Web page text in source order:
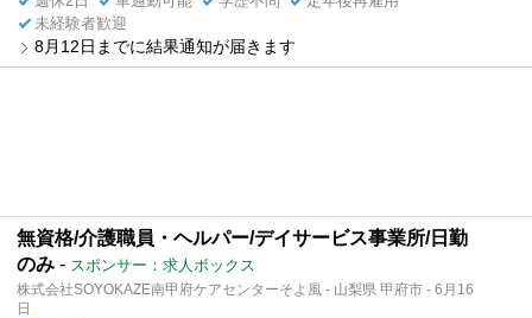
未経験者歓迎
8月12日までに結果通知が届きます
無資格/介護職員・ヘルパー/デイサービス事業所/日勤
のみ - スポンサー：求人ボックス
株式会社SOYOKAZE南甲府ケアセンターそよ風 - 山梨県 甲府市 - 6月16
日